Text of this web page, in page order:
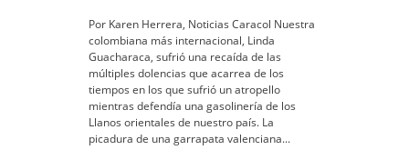
Por Karen Herrera, Noticias Caracol Nuestra
colombiana más internacional, Linda
Guacharaca, sufrió una recaída de las
múltiples dolencias que acarrea de los
tiempos en los que sufrió un atropello
mientras defendía una gasolinería de los
Llanos orientales de nuestro país. La
picadura de una garrapata valenciana...